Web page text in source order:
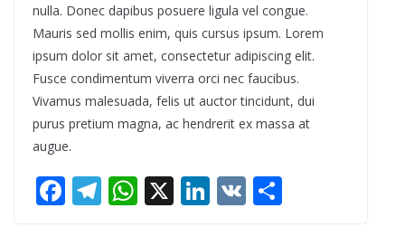
nulla. Donec dapibus posuere ligula vel congue.
Mauris sed mollis enim, quis cursus ipsum. Lorem
ipsum dolor sit amet, consectetur adipiscing elit.
Fusce condimentum viverra orci nec faucibus.
Vivamus malesuada, felis ut auctor tincidunt, dui
purus pretium magna, ac hendrerit ex massa at
augue.
F T W X Li V
← Previous